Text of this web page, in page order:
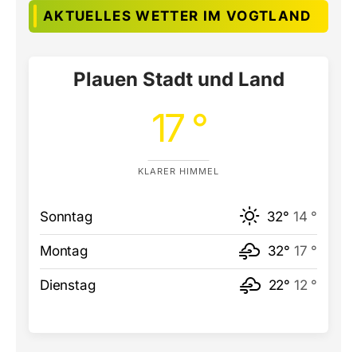
AKTUELLES WETTER IM VOGTLAND
Plauen Stadt und Land
17 °
KLARER HIMMEL
Sonntag 32° 14 °
Montag 32° 17 °
Dienstag 22° 12 °